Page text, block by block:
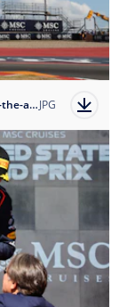
1760968178-msc-cruises-is-the-title-sponsor-of-the-austin-grand-prix-2025-and-2026-3?auto=formatJPG